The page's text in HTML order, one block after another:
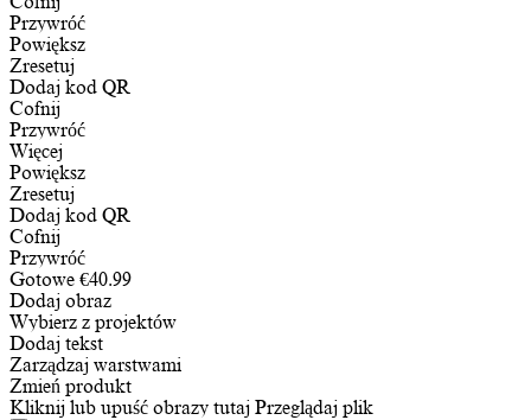
Przywróć
Powiększ
Zresetuj
Dodaj kod QR
Cofnij
Przywróć
Więcej
Powiększ
Zresetuj
Dodaj kod QR
Cofnij
Przywróć
Gotowe €40.99
Dodaj obraz
Wybierz z projektów
Dodaj tekst
Zarządzaj warstwami
Zmień produkt
Kliknij lub upuść obrazy tutaj Przeglądaj plik